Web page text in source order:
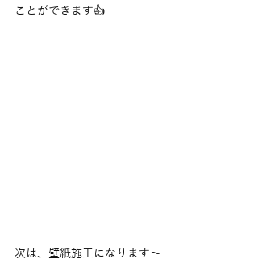
ことができます👍
次は、壁紙施工になります〜